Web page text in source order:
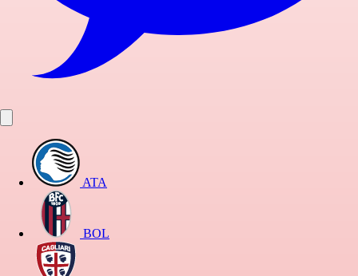
ATA
BOL